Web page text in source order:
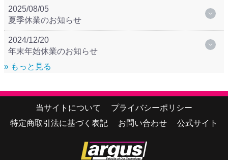
2025/08/05
夏季休業のお知らせ
2024/12/20
年末年始休業のお知らせ
» もっと見る
当サイトについて
プライバシーポリシー
特定商取引法に基づく表記
お問い合わせ 公式サイト